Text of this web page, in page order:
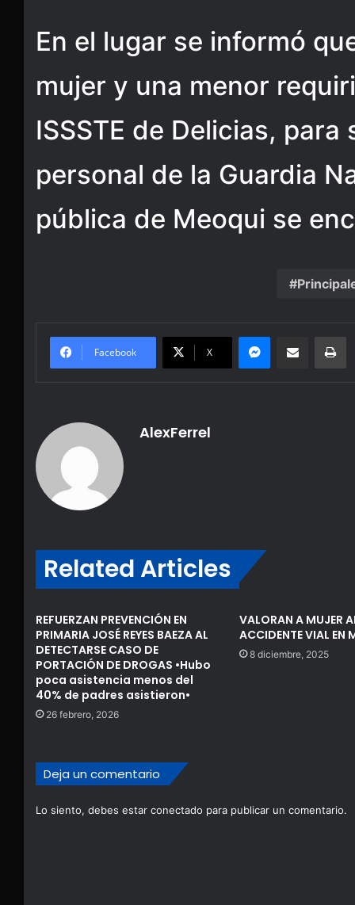
En el lugar se informó
mujer y una menor
ISSSTE de Delicias,
personal de la Guardia
pública de Meoqui se
Facebook X
Messenger
Share via Email
AlexFerrel
Related Articles
REFUERZAN PREVENCIÓN EN
PRIMARIA JOSÉ REYES BAEZA AL
DETECTARSE CASO DE
PORTACIÓN DE DROGAS •Hubo
poca asistencia menos del
40% de padres asistieron•
26 febrero, 2026
VALORAN A MUJER
ACCIDENTE VIAL EN
8 diciembre, 2025
Deja un comentario
Lo siento, debes estar conectado para publicar un comentario.